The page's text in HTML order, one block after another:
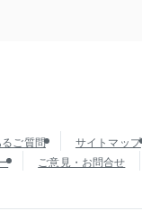
ご質問 サイトマップ
ご意見・お問合せ